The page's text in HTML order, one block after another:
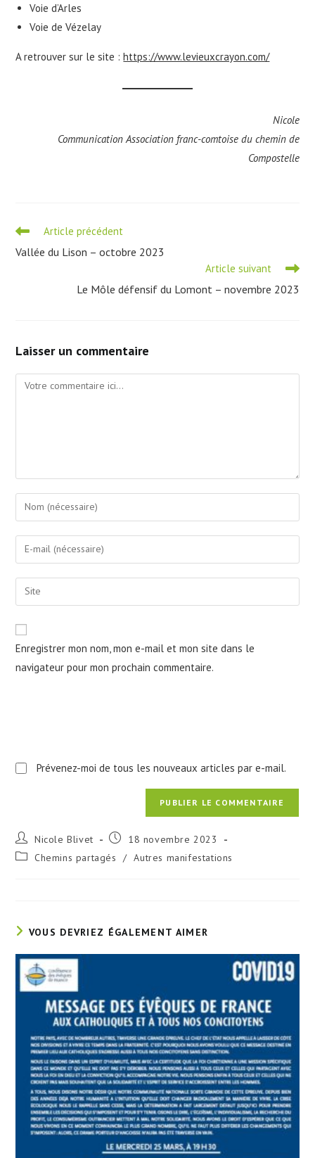
Voie d’Arles
Voie de Vézelay
A retrouver sur le site :https://www.levieuxcrayon.com/
Nicole
Communication Association franc-comtoise du chemin de
Compostelle
Read
articles
Article précédent
Vallée du Lison – octobre 2023
Article suivant
Le Môle défensif du Lomont – novembre 2023
Laisser un commentaire
Comment
Enter
your
name
comment
Enter
your
email
address
Saisir
l’URL
votre
site
(facultatif)
Enregistrer mon nom, mon e-mail et mon site dans le
navigateur pour mon prochain commentaire.
Prévenez-moi de tous les nouveaux articles par e-mail.
Auteur/autrice
de
la
Nicole Blivet
Publication
18 novembre 2023
Post Chemins partagés / Autres manifestations
VOUS DEVRIEZ ÉGALEMENT AIMER